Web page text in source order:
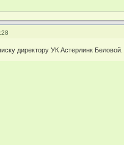
директору УК Астерлинк